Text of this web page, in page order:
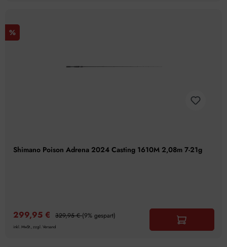
%
Shimano Poison Adrena 2024 Casting 1610M 2,08m 7-21g
299,95 € 329,95 €(9% gespart)
inkl. MwSt., zzgl. Versand